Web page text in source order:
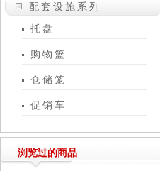
配套设施系列
托盘
购物篮
仓储笼
促销车
浏览过的商品